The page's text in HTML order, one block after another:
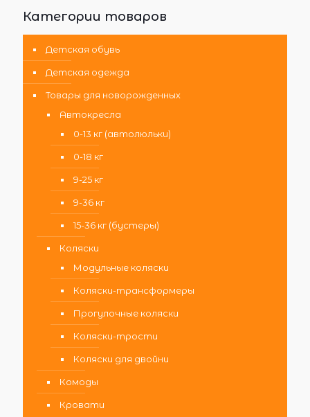
Категории товаров
Детская обувь
Детская одежда
Товары для новорожденных
Автокресла
0-13 кг (автолюльки)
0-18 кг
9-25 кг
9-36 кг
15-36 кг (бустеры)
Коляски
Модульные коляски
Коляски-трансформеры
Прогулочные коляски
Коляски-трости
Коляски для двойни
Комоды
Кровати